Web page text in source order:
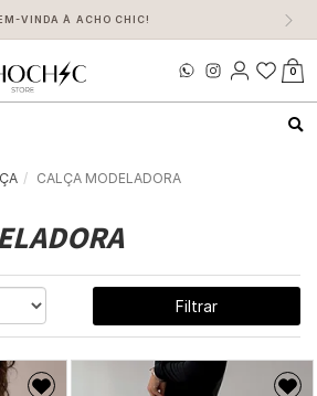
VINDA À ACHO CHIC!
0
CALÇA MODELADORA
Filtrar